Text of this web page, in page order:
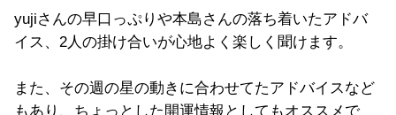
yujiさんの早口っぷりや本島さんの落ち着いたアドバ
イス、2人の掛け合いが心地よく楽しく聞けます。
また、その週の星の動きに合わせてたアドバイスなど
もあり、ちょっとした開運情報としてもオススメで